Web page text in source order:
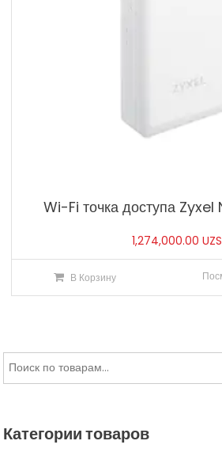
Wi-Fi точка доступа Zyxel
1,274,000.00 UZS
В Корзину
Искать:
Категории товаров